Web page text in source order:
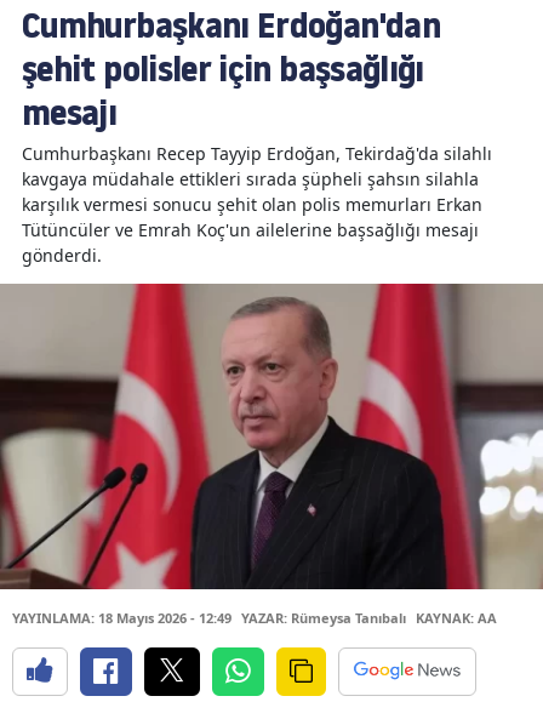
Cumhurbaşkanı Erdoğan'dan
şehit polisler için başsağlığı
mesajı
Cumhurbaşkanı Recep Tayyip Erdoğan, Tekirdağ'da silahlı
kavgaya müdahale ettikleri sırada şüpheli şahsın silahla
karşılık vermesi sonucu şehit olan polis memurları Erkan
Tütüncüler ve Emrah Koç'un ailelerine başsağlığı mesajı
gönderdi.
YAYINLAMA: 18 Mayıs 2026 - 12:49 YAZAR: Rümeysa Tanıbalı KAYNAK: AA